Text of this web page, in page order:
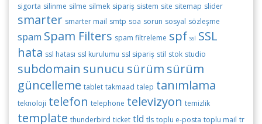
sigorta silinme silme silmek sipariş sistem site sitemap slider
smarter smarter mail smtp soa sorun sosyal sözleşme
spam Spam Filters spam filtreleme spf ssl SSL
hata ssl hatası ssl kurulumu ssl sipariş stil stok studio
subdomain sunucu sürüm sürüm
güncelleme tablet takmaad talep tanımlama
teknoloji telefon telephone televizyon temizlik
template thunderbird ticket tld tls toplu e-posta toplu mail tr